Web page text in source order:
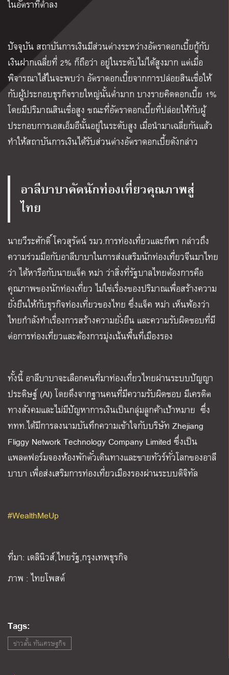
ในอัตราที่ต่ำลง
ปัจจุบัน สถาบันการเงินมีส่วนต่างระหว่างอัตราดอกเบี้ยกู้กับ
เงินฝากเฉลี่ยที่ 2% ก็ถือว่า อยู่ในระดับไม่ได้สูงมาก แต่เมื่อ
พิจารณาไส้ในจะพบว่า อัตราดอกเบี้ยจากการปล่อยสินเชื่อให้
กับผู้ประกอบธุรกิจรายใหญ่นั้นต่ำมาก บางรายคิดดอกเบี้ย 1%
โดยมีปริมาณสินเชื่อสูง ขณะที่อัตราดอกเบี้ยที่ปล่อยให้กับผู้
ประกอบการเอสเอ็มอีนั้นอยู่ในระดับสูง เมื่อนำมาเฉลี่ยกันแล้ว
ทำให้สถาบันการเงินได้รับส่วนต่างอัตราดอกเบี้ยดังกล่าว
อาลีบาบาคัดนักท่องเที่ยวคุณภาพสู่
ไทย
นายวีระศักดิ์ โควสุรัตน์ รมว.การท่องเที่ยวและกีฬา กล่าวถึง
ความร่วมมือกับอาลีบาบาในการส่งเสริมนักท่องเที่ยวจีนมาไทย
ว่า ได้หารือกับนายแจ็ค หม่า ว่าสิ่งที่รัฐบาลไทยต้องการคือ
คุณภาพของนักท่องเที่ยว ไม่ใช่เรื่องของปริมาณเพื่อสร้างความ
ยั่งยืนให้กับธุรกิจท่องเที่ยวของไทย ซึ่งแจ็ค หม่า เห็นพ้องว่า
ไทยกำลังทำเรื่องการสร้างความยั่งยืน และความรับผิดชอบที่มี
ต่อการท่องเที่ยวและต้องการมุ่งเน้นพื้นที่เมืองรอง
ทั้งนี้ อาลีบาบาจะเลือกคนที่มาท่องเที่ยวไทยผ่านระบบปัญญา
ประดิษฐ์ (AI) โดยดึงจากฐานคนที่มีความรับผิดชอบ มีเครดิต
ทางสังคมและไม่มีปัญหาการเงินเป็นกลุ่มลูกค้าเป้าหมาย ซึ่ง
ททท.ได้มีการลงนามบันทึกความเข้าใจกับบริษัท Zhejiang
Fliggy Network Technology Company Limited ซึ่งเป็น
แพลตฟอร์มจองห้องพักตั๋วเดินทางและขายทัวร์ทั่วโลกของอาลี
บาบา เพื่อส่งเสริมการท่องเที่ยวเมืองรองผ่านระบบดิจิทัล
#WealthMeUp
ที่มา: เดลินิวส์,ไทยรัฐ,กรุงเทพธุรกิจ
ภาพ : ไทยโพสต์
Tags:
ข่าวสั้น ทันเศรษฐกิจ